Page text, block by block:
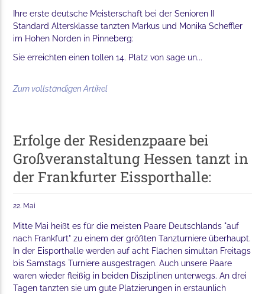
Ihre erste deutsche Meisterschaft bei der Senioren II
Standard Altersklasse tanzten Markus und Monika Scheffler
im Hohen Norden in Pinneberg:
Sie erreichten einen tollen 14. Platz von sage un...
Zum vollständigen Artikel
Erfolge der Residenzpaare bei
Großveranstaltung Hessen tanzt in
der Frankfurter Eissporthalle:
22. Mai
Mitte Mai heißt es für die meisten Paare Deutschlands "auf
nach Frankfurt" zu einem der größten Tanzturniere überhaupt.
In der Eisporthalle werden auf acht Flächen simultan Freitags
bis Samstags Turniere ausgestragen. Auch unsere Paare
waren wieder fleißig in beiden Disziplinen unterwegs. An drei
Tagen tanzten sie um gute Platzierungen in erstaunlich